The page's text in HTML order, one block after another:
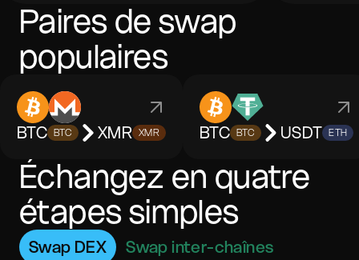
Paires de swap
populaires
BTC BTC XMR XMR BTC BTC USDT ETH
Échangez en quatre
étapes simples
Swap DEX
Swap inter-chaînes